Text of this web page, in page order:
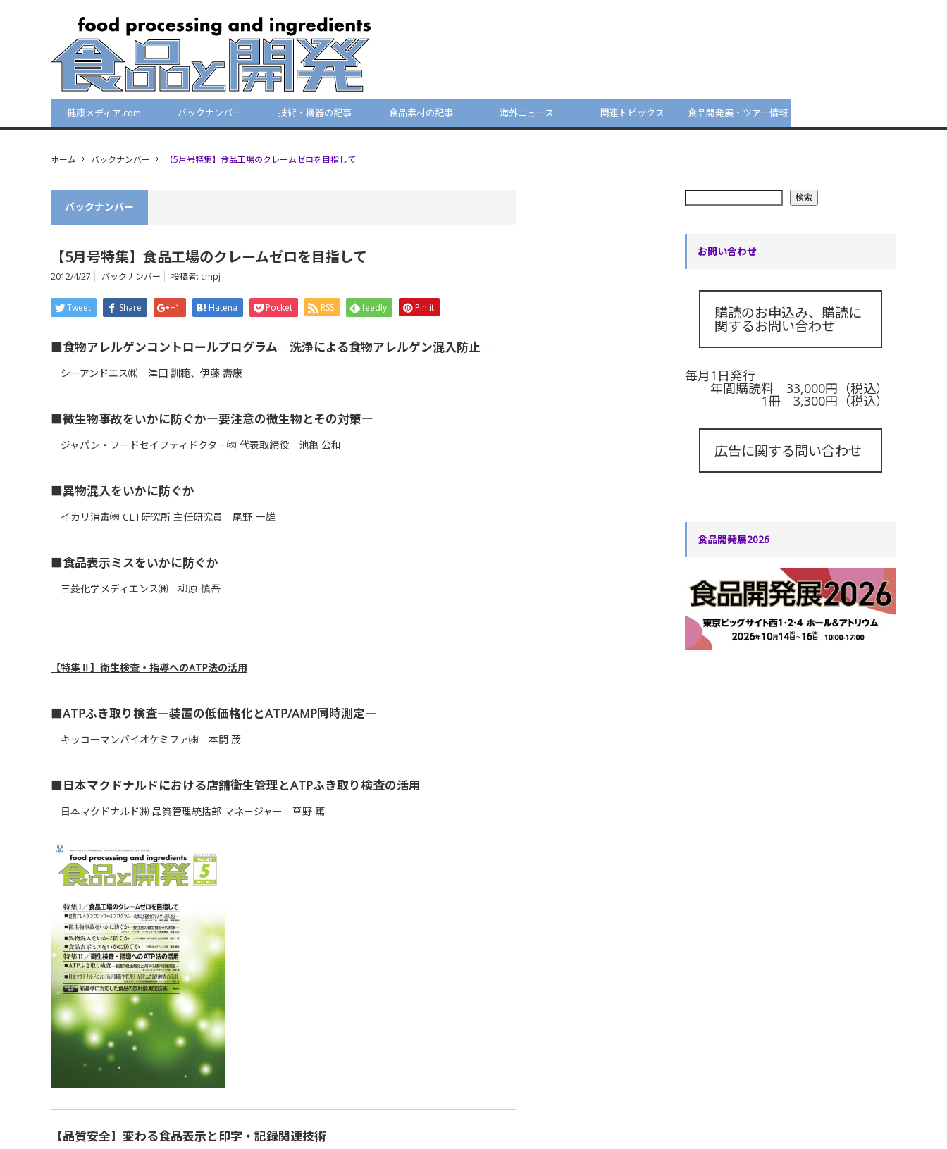
健康メディア.com バックナンバー 技術・機器の記事 食品素材の記事 海外ニュース 関連トピックス 食品開発展・ツアー情報
ホーム バックナンバー 【5月号特集】食品工場のクレームゼロを目指して
バックナンバー
【5月号特集】食品工場のクレームゼロを目指して
2012/4/27 バックナンバー 投稿者: cmpj
Tweet Share +1 Hatena Pocket RSS feedly Pin it
■食物アレルゲンコントロールプログラム―洗浄による食物アレルゲン混入防止―
シーアンドエス㈱ 津田 訓範、伊藤 壽康
■微生物事故をいかに防ぐか―要注意の微生物とその対策―
ジャパン・フードセイフティドクター㈱ 代表取締役 池亀 公和
■異物混入をいかに防ぐか
イカリ消毒㈱ CLT研究所 主任研究員 尾野 一雄
■食品表示ミスをいかに防ぐか
三菱化学メディエンス㈱ 柳原 慎吾
【特集Ⅱ】衛生検査・指導へのATP法の活用
■ATPふき取り検査―装置の低価格化とATP/AMP同時測定―
キッコーマンバイオケミファ㈱ 本間 茂
■日本マクドナルドにおける店舗衛生管理とATPふき取り検査の活用
日本マクドナルド㈱ 品質管理統括部 マネージャー 草野 篤
【品質安全】変わる食品表示と印字・記録関連技術
検索
お問い合わせ
購読のお申込み、購読に
関するお問い合わせ
毎月1日発行
年間購読料 33,000円（税込）
1冊 3,300円（税込）
広告に関する問い合わせ
食品開発展2026